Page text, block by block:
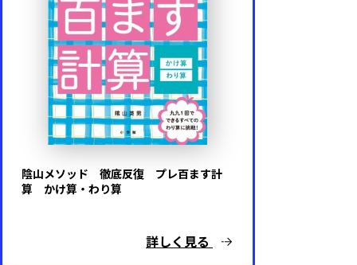
陰山メソッド 徹底反復 プレ百ます計
算 かけ算・わり算
詳しく見る